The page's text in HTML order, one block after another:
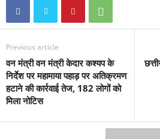
Previous article
वन मंत्री वन मंत्री केदार कश्यप के
निर्देश पर महामाया पहाड़ पर अतिक्रमण
हटाने की कार्रवाई तेज, 182 लोगों को
मिला नोटिस